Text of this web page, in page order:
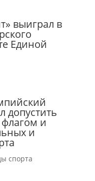
выиграл в
Единой
допустить
и
и
спорта